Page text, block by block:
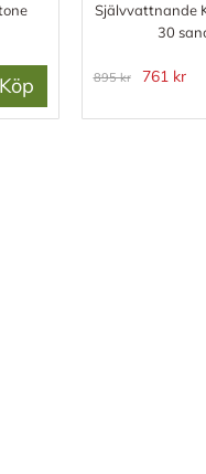
Självvattnande
30
895 kr 761 kr